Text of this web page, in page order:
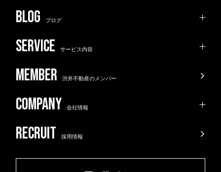
ブログ
サービス内容
渋井不動産のメンバー
会社情報
採用情報